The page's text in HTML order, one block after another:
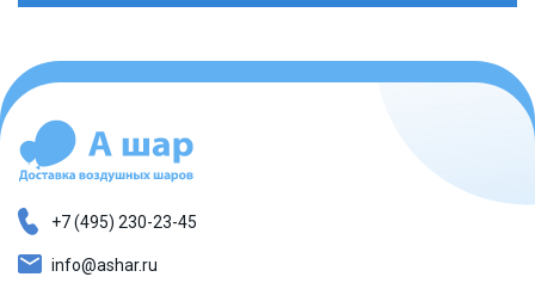
+7 (495) 230-23-45
info@ashar.ru